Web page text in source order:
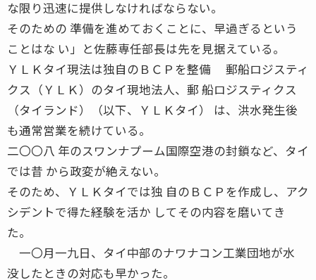
な限り迅速に提供しなければならない。
そのための 準備を進めておくことに、早過ぎるという
ことはな い」と佐藤専任部長は先を見据えている。
ＹＬＫタイ現法は独自のＢＣＰを整備 郵船ロジスティ
クス（ＹＬＫ）のタイ現地法人、郵 船ロジスティクス
（タイランド）（以下、ＹＬＫタイ） は、洪水発生後
も通常営業を続けている。
二〇〇八 年のスワンナプーム国際空港の封鎖など、タイ
では昔 から政変が絶えない。
そのため、ＹＬＫタイでは独 自のＢＣＰを作成し、アク
シデントで得た経験を活か してその内容を磨いてき
た。
一〇月一九日、タイ中部のナワナコン工業団地が水
没したときの対応も早かった。